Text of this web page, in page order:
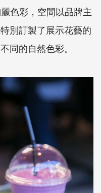
色彩，空間以品牌主
別訂製了展示花藝的
同的自然色彩。